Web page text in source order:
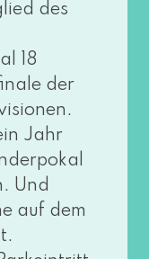
des
18
der
Jahr
Und
auf dem